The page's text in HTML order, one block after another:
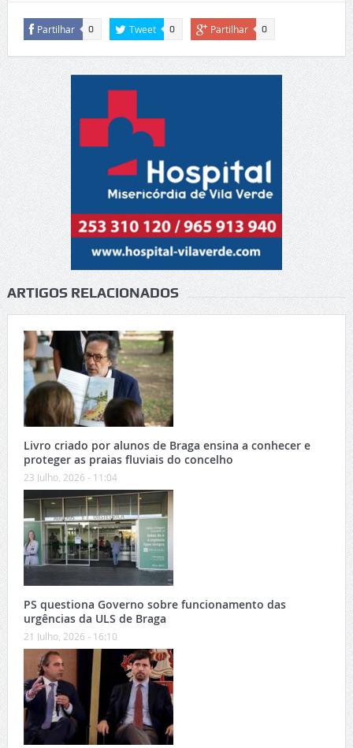
Partilhar 0 Tweet 0 Partilhar 0
ARTIGOS RELACIONADOS
Livro criado por alunos de Braga ensina a conhecer e
proteger as praias fluviais do concelho
23 Julho, 2026 - 11:04
PS questiona Governo sobre funcionamento das
urgências da ULS de Braga
21 Julho, 2026 - 16:10